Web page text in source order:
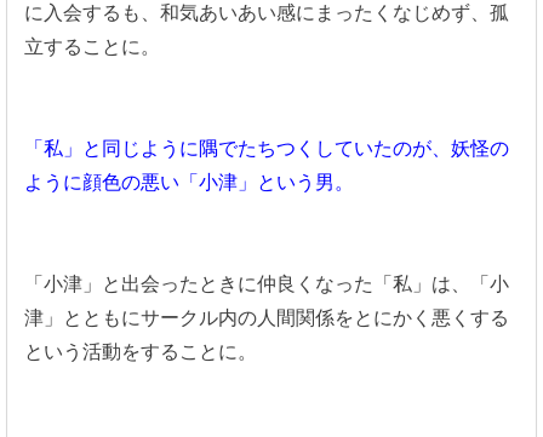
に入会するも、和気あいあい感にまったくなじめず、孤
立することに。
「私」と同じように隅でたちつくしていたのが、妖怪の
ように顔色の悪い「小津」という男。
「小津」と出会ったときに仲良くなった「私」は、「小
津」とともにサークル内の人間関係をとにかく悪くする
という活動をすることに。